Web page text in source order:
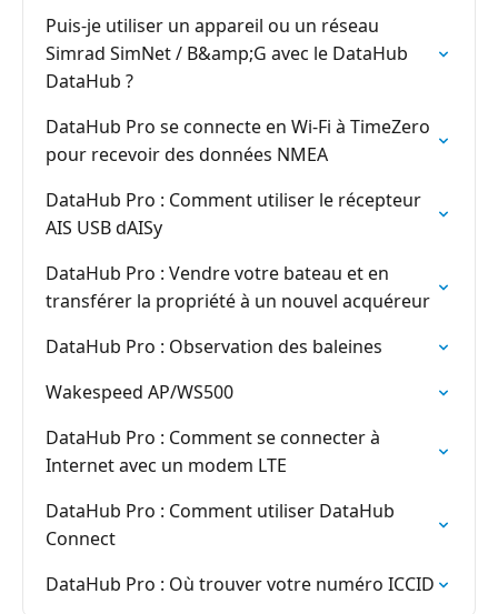
Puis-je utiliser un appareil ou un réseau
Simrad SimNet / B&amp;G avec le DataHub
DataHub ?
DataHub Pro se connecte en Wi-Fi à TimeZero
pour recevoir des données NMEA
DataHub Pro : Comment utiliser le récepteur
AIS USB dAISy
DataHub Pro : Vendre votre bateau et en
transférer la propriété à un nouvel acquéreur
DataHub Pro : Observation des baleines
Wakespeed AP/WS500
DataHub Pro : Comment se connecter à
Internet avec un modem LTE
DataHub Pro : Comment utiliser DataHub
Connect
DataHub Pro : Où trouver votre numéro ICCID